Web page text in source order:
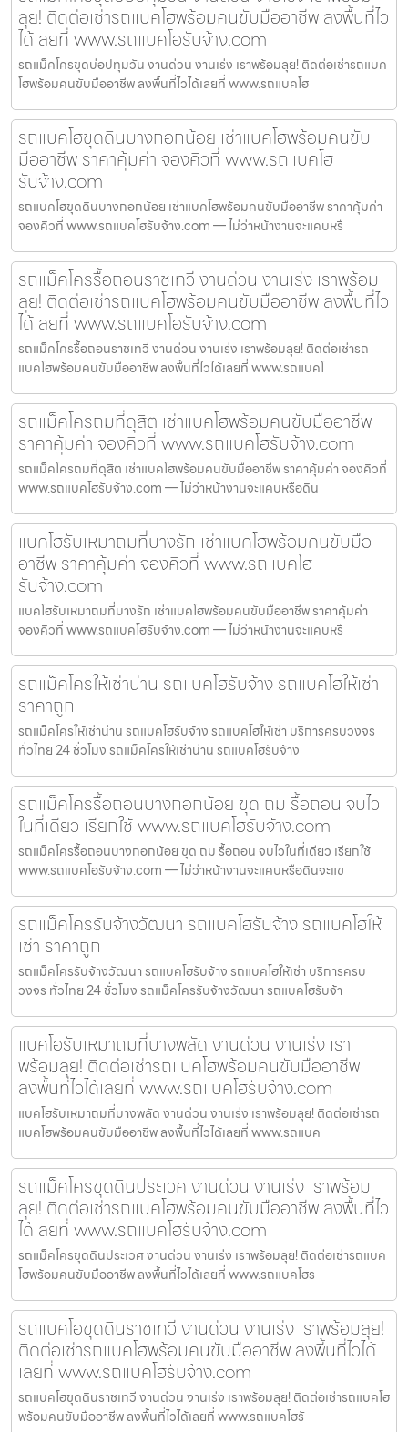
ลุย! ติดต่อเช่ารถแบคโฮพร้อมคนขับมืออาชีพ ลงพื้นที่ไว
ได้เลยที่ www.รถแบคโฮรับจ้าง.com
รถแม็คโครขุดบ่อปทุมวัน งานด่วน งานเร่ง เราพร้อมลุย! ติดต่อเช่ารถแบค
โฮพร้อมคนขับมืออาชีพ ลงพื้นที่ไวได้เลยที่ www.รถแบคโฮ
รถแบคโฮขุดดินบางกอกน้อย เช่าแบคโฮพร้อมคนขับ
มืออาชีพ ราคาคุ้มค่า จองคิวที่ www.รถแบคโฮ
รับจ้าง.com
รถแบคโฮขุดดินบางกอกน้อย เช่าแบคโฮพร้อมคนขับมืออาชีพ ราคาคุ้มค่า
จองคิวที่ www.รถแบคโฮรับจ้าง.com — ไม่ว่าหน้างานจะแคบหรื
รถแม็คโครรื้อถอนราชเทวี งานด่วน งานเร่ง เราพร้อม
ลุย! ติดต่อเช่ารถแบคโฮพร้อมคนขับมืออาชีพ ลงพื้นที่ไว
ได้เลยที่ www.รถแบคโฮรับจ้าง.com
รถแม็คโครรื้อถอนราชเทวี งานด่วน งานเร่ง เราพร้อมลุย! ติดต่อเช่ารถ
แบคโฮพร้อมคนขับมืออาชีพ ลงพื้นที่ไวได้เลยที่ www.รถแบคโ
รถแม็คโครถมที่ดุสิต เช่าแบคโฮพร้อมคนขับมืออาชีพ
ราคาคุ้มค่า จองคิวที่ www.รถแบคโฮรับจ้าง.com
รถแม็คโครถมที่ดุสิต เช่าแบคโฮพร้อมคนขับมืออาชีพ ราคาคุ้มค่า จองคิวที่
www.รถแบคโฮรับจ้าง.com — ไม่ว่าหน้างานจะแคบหรือดิน
แบคโฮรับเหมาถมที่บางรัก เช่าแบคโฮพร้อมคนขับมือ
อาชีพ ราคาคุ้มค่า จองคิวที่ www.รถแบคโฮ
รับจ้าง.com
แบคโฮรับเหมาถมที่บางรัก เช่าแบคโฮพร้อมคนขับมืออาชีพ ราคาคุ้มค่า
จองคิวที่ www.รถแบคโฮรับจ้าง.com — ไม่ว่าหน้างานจะแคบหรื
รถแม็คโครให้เช่าน่าน รถแบคโฮรับจ้าง รถแบคโฮให้เช่า
ราคาถูก
รถแม็คโครให้เช่าน่าน รถแบคโฮรับจ้าง รถแบคโฮให้เช่า บริการครบวงจร
ทั่วไทย 24 ชั่วโมง รถแม็คโครให้เช่าน่าน รถแบคโฮรับจ้าง
รถแม็คโครรื้อถอนบางกอกน้อย ขุด ถม รื้อถอน จบไว
ในที่เดียว เรียกใช้ www.รถแบคโฮรับจ้าง.com
รถแม็คโครรื้อถอนบางกอกน้อย ขุด ถม รื้อถอน จบไวในที่เดียว เรียกใช้
www.รถแบคโฮรับจ้าง.com — ไม่ว่าหน้างานจะแคบหรือดินจะแข
รถแม็คโครรับจ้างวัฒนา รถแบคโฮรับจ้าง รถแบคโฮให้
เช่า ราคาถูก
รถแม็คโครรับจ้างวัฒนา รถแบคโฮรับจ้าง รถแบคโฮให้เช่า บริการครบ
วงจร ทั่วไทย 24 ชั่วโมง รถแม็คโครรับจ้างวัฒนา รถแบคโฮรับจ้า
แบคโฮรับเหมาถมที่บางพลัด งานด่วน งานเร่ง เรา
พร้อมลุย! ติดต่อเช่ารถแบคโฮพร้อมคนขับมืออาชีพ
ลงพื้นที่ไวได้เลยที่ www.รถแบคโฮรับจ้าง.com
แบคโฮรับเหมาถมที่บางพลัด งานด่วน งานเร่ง เราพร้อมลุย! ติดต่อเช่ารถ
แบคโฮพร้อมคนขับมืออาชีพ ลงพื้นที่ไวได้เลยที่ www.รถแบค
รถแม็คโครขุดดินประเวศ งานด่วน งานเร่ง เราพร้อม
ลุย! ติดต่อเช่ารถแบคโฮพร้อมคนขับมืออาชีพ ลงพื้นที่ไว
ได้เลยที่ www.รถแบคโฮรับจ้าง.com
รถแม็คโครขุดดินประเวศ งานด่วน งานเร่ง เราพร้อมลุย! ติดต่อเช่ารถแบค
โฮพร้อมคนขับมืออาชีพ ลงพื้นที่ไวได้เลยที่ www.รถแบคโฮร
รถแบคโฮขุดดินราชเทวี งานด่วน งานเร่ง เราพร้อมลุย!
ติดต่อเช่ารถแบคโฮพร้อมคนขับมืออาชีพ ลงพื้นที่ไวได้
เลยที่ www.รถแบคโฮรับจ้าง.com
รถแบคโฮขุดดินราชเทวี งานด่วน งานเร่ง เราพร้อมลุย! ติดต่อเช่ารถแบคโฮ
พร้อมคนขับมืออาชีพ ลงพื้นที่ไวได้เลยที่ www.รถแบคโฮรั